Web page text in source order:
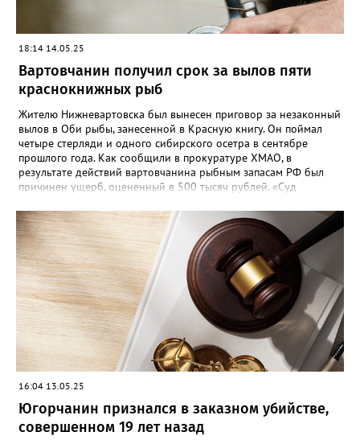
18:14 14.05.25
Вартовчанин получил срок за вылов пяти
краснокнижных рыб
Жителю Нижневартовска был вынесен приговор за незаконный
вылов в Оби рыбы, занесенной в Красную книгу. Он поймал
четыре стерляди и одного сибирского осетра в сентябре
прошлого года. Как сообщили в прокуратуре ХМАО, в
результате действий вартовчанина рыбным запасам РФ был
причинен ущерб, оцененный в 500 тысяч рублей. «Суд
свободы условно с испытательным сроком в один год», —
говорится в сообщении. Также у мужчины конфисковали
моторную лодку и передали государству. На данный момент
приговор не вступил в законную силу.
16:04 13.05.25
Югорчанин признался в заказном убийстве,
совершенном 19 лет назад